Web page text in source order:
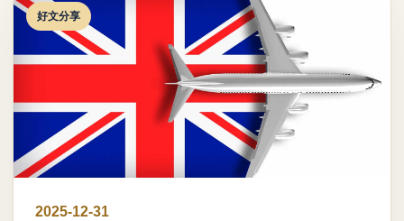
好文分享
2025-12-31